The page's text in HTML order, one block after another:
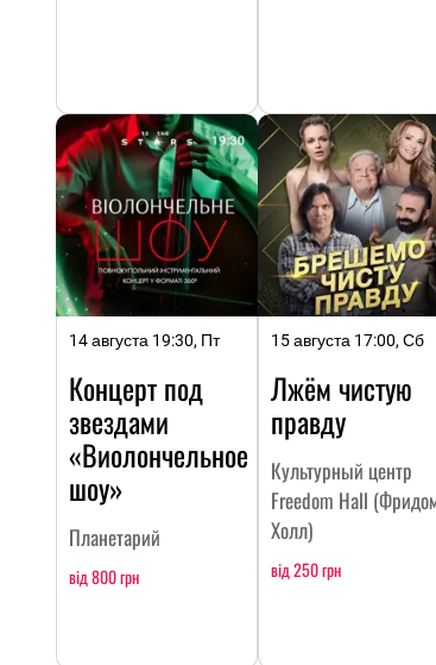
14 августа 19:30, Пт
Концерт под
звездами
«Виолончельное
шоу»
Планетарий
від 800 грн
15 августа 17:00, Сб
Лжём чистую
правду
Культурный центр
Freedom Hall
Холл)
від 250 грн